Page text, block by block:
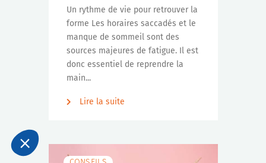
Un rythme de vie pour retrouver la
forme Les horaires saccadés et le
manque de sommeil sont des
sources majeures de fatigue. Il est
donc essentiel de reprendre la
main...
Lire la suite